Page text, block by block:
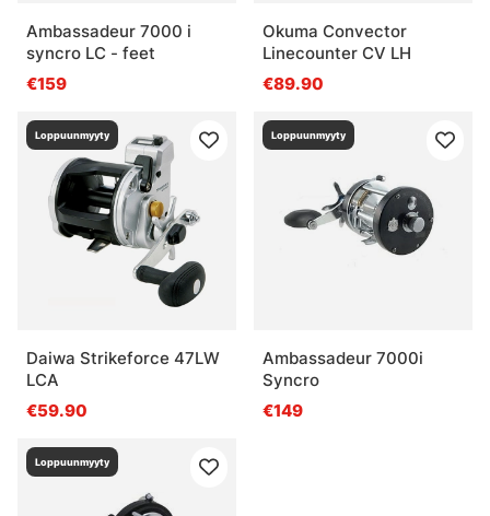
Ambassadeur 7000 i
syncro LC - feet
€159
Okuma Convector
Linecounter CV LH
€89.90
Loppuunmyyty
Daiwa Strikeforce 47LW
LCA
€59.90
Loppuunmyyty
Ambassadeur 7000i
Syncro
€149
Loppuunmyyty